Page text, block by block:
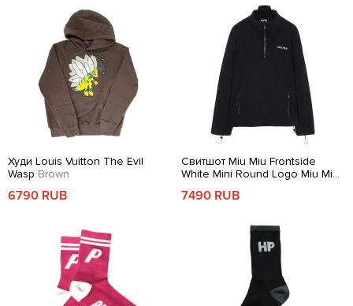
Худи Louis Vuitton The Evil
Wasp Brown
6790 RUB
Свитшот Miu Miu Frontside
White Mini Round Logo Miu Miu
7490 RUB